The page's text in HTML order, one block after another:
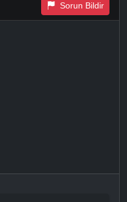
Sorun Bildir